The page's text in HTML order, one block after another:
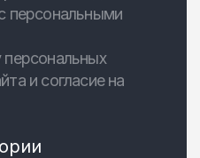
персональными
персональных
и согласие на